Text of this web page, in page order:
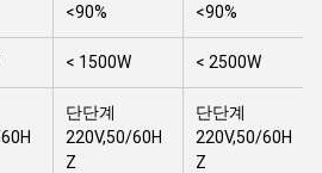
<90% <90%
< 1500W < 2500W
단단계
220V,50/60H
Z
단단계
220V,50/60H
Z